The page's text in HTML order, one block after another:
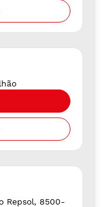
Repsol, 8500-